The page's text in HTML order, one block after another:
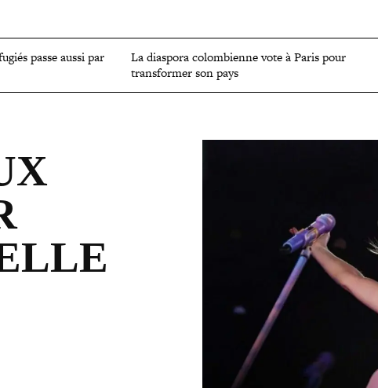
passe aussi par
La diaspora colom­bienne vote à Paris pour
trans­for­mer son pays